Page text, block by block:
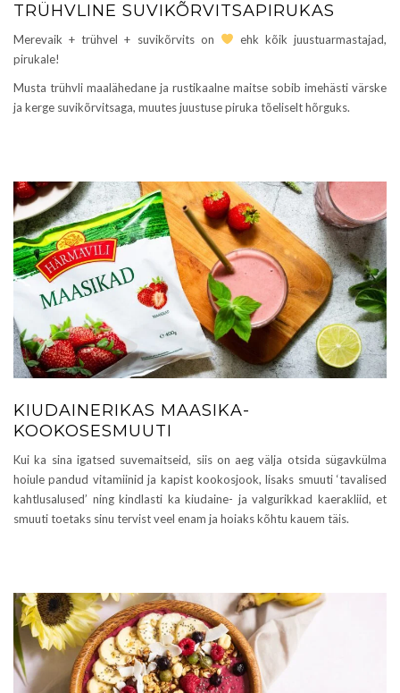
TRÜHVLINE SUVIKÕRVITSAPIRUKAS
Merevaik + trühvel + suvikõrvits on
ehk kõik juustuarmastajad,
pirukale!
Musta trühvli maalähedane ja rustikaalne maitse sobib imehästi värske
ja kerge suvikõrvitsaga, muutes juustuse piruka tõeliselt hõrguks.
KIUDAINERIKAS MAASIKA-
KOOKOSESMUUTI
Kui ka sina igatsed suvemaitseid, siis on aeg välja otsida sügavkülma
hoiule pandud vitamiinid ja kapist kookosjook, lisaks smuuti ‘tavalised
kahtlusalused’ ning kindlasti ka kiudaine- ja valgurikkad kaerakliid, et
smuuti toetaks sinu tervist veel enam ja hoiaks kõhtu kauem täis.